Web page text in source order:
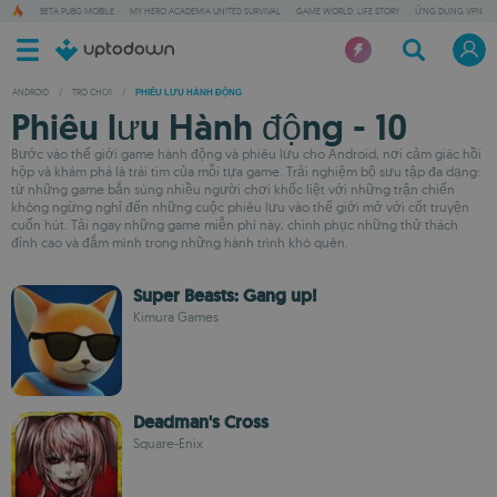
BETA PUBG MOBILE MY HERO ACADEMIA UNITED SURVIVAL GAME WORLD: LIFE STORY ỨNG DỤNG VPN
ANDROID / TRÒ CHƠI / PHIÊU LƯU HÀNH ĐỘNG
Phiêu lưu Hành động - 10
Bước vào thế giới game hành động và phiêu lưu cho Android, nơi cảm giác hồi
hộp và khám phá là trái tim của mỗi tựa game. Trải nghiệm bộ sưu tập đa dạng:
từ những game bắn súng nhiều người chơi khốc liệt với những trận chiến
không ngừng nghỉ đến những cuộc phiêu lưu vào thế giới mở với cốt truyện
cuốn hút. Tải ngay những game miễn phí này, chinh phục những thử thách
đỉnh cao và đắm mình trong những hành trình khó quên.
Super Beasts: Gang up!
Kimura Games
Deadman's Cross
Square-Enix